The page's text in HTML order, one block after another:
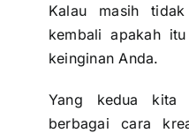
Kalau masih
kembali apakah
keinginan Anda.
Yang kedua kita
berbagai cara